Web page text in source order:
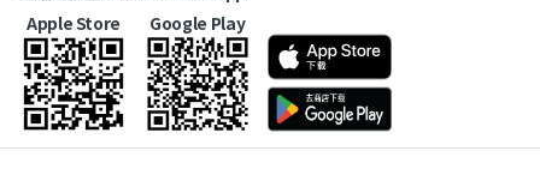
Apple Store
Google Play